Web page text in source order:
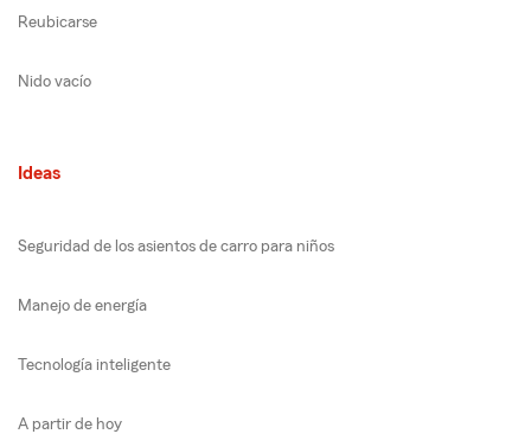
Reubicarse
Nido vacío
Ideas
Seguridad de los asientos de carro para niños
Manejo de energía
Tecnología inteligente
A partir de hoy